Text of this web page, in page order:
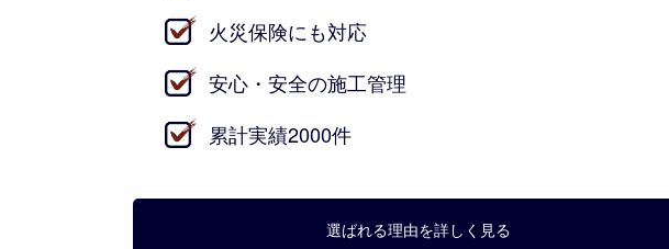
火災保険にも対応
安心・安全の施工管理
累計実績2000件
選ばれる理由を詳しく見る